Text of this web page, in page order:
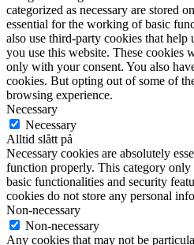
categorized as necessary are stored
essential for the working of basic
also use third-party cookies that help
you use this website. These cookies
only with your consent. You also
cookies. But opting out of some of
browsing experience.
Necessary
Necessary
Alltid slått på
Necessary cookies are absolutely
function properly. This category only
basic functionalities and security
cookies do not store any personal
Non-necessary
Non-necessary
Any cookies that may not be